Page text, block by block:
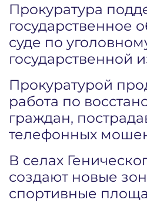
Прокуратура
государственное
суде по
государственной
Прокуратурой
работа по
граждан,
телефонных
В селах
создают новые
спортивные